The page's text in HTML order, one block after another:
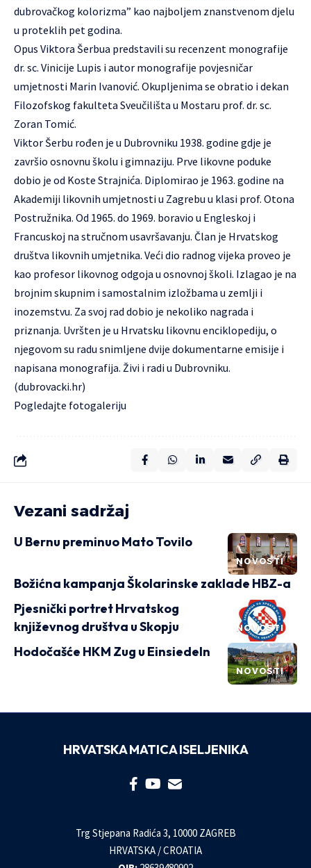
dubrovačkog kolorizma” kao najboljem znanstvenom djelu
u proteklih pet godina.
Opus Viktora Šerbua predstavili su recenzent monografije
dr. sc. Vinicije Lupis i autor monografije povjesničar
umjetnosti Marin Ivanović. Okupljenima se obratio i dekan
Filozofskog fakulteta Sveučilišta u Mostaru prof. dr. sc.
Zoran Tomić.
Viktor Šerbu rođen je u Dubrovniku 1938. godine gdje je
završio osnovnu školu i gimnaziju. Prve likovne poduke
dobio je od Koste Strajnića. Diplomirao je 1963. godine na
Akademiji likovnih umjetnosti u Zagrebu u klasi prof. Otona
Postružnika. Od 1965. do 1969. boravio u Engleskoj i
Francuskoj na stručnom usavršavanju. Član je Hrvatskog
društva likovnih umjetnika. Veći dio radnog vijeka proveo je
kao profesor likovnog odgoja u osnovnoj školi. Izlagao je na
brojnim skupnim i samostalnim izložbama u zemlji i
inozemstvu. Za svoj rad dobio je nekoliko nagrada i
priznanja. Uvršten je u Hrvatsku likovnu enciklopediju, o
njegovom su radu snimljene dvije dokumentarne emisije i
napisana monografija. Živi i radi u Dubrovniku.
(dubrovacki.hr)
Pogledajte fotogaleriju
Vezani sadržaj
NOVOSTI
U Bernu preminuo Mato Tovilo
Božićna kampanja Školarinske zaklade HBZ-a
NOVOSTI
Pjesnički portret Hrvatskog
književnog društva u Skopju
NOVOSTI
Hodočašće HKM Zug u Einsiedeln
HRVATSKA MATICA ISELJENIKA
Trg Stjepana Radića 3, 10000 ZAGREB
HRVATSKA / CROATIA